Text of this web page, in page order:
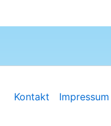
Kontakt